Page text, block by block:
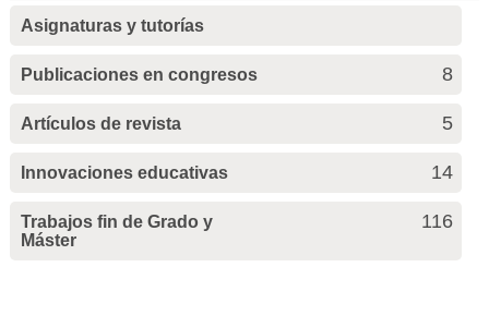
Asignaturas y tutorías
Publicaciones en congresos 8
Artículos de revista 5
Innovaciones educativas 14
Trabajos fin de Grado y
Máster
116